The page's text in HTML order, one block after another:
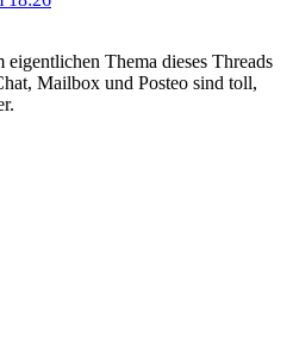
Thema dieses Threads
Mailbox und Posteo sind toll,